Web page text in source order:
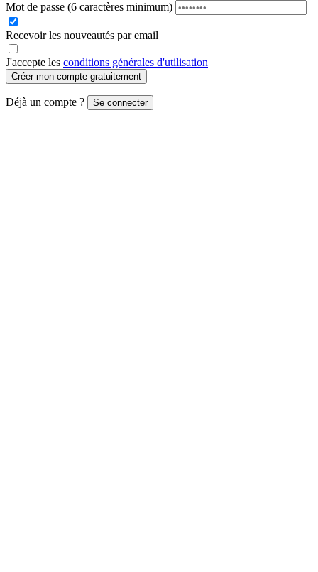
Mot de passe (6 caractères minimum)
Recevoir les nouveautés par email
J'accepte les conditions générales d'utilisation
Créer mon compte gratuitement
Déjà un compte ? Se connecter